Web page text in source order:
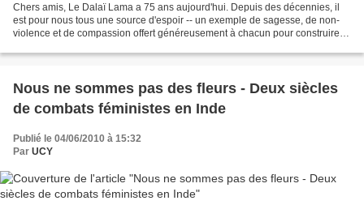
Chers amis, Le Dalaï Lama a 75 ans aujourd'hui. Depuis des décennies, il
est pour nous tous une source d'espoir -- un exemple de sagesse, de non-
violence et de compassion offert généreusement à chacun pour construire
Nous ne sommes pas des fleurs - Deux siècles
de combats féministes en Inde
Publié le 04/06/2010 à 15:32
Par UCY